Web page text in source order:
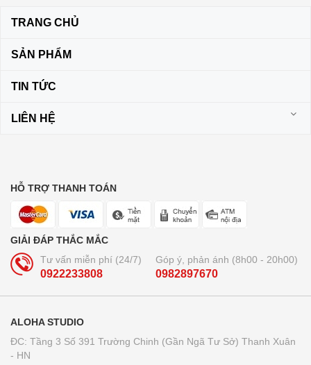
TRANG CHỦ
SẢN PHẨM
TIN TỨC
LIÊN HỆ
HỖ TRỢ THANH TOÁN
GIẢI ĐÁP THẮC MẮC
Tư vấn miễn phí (24/7)
0922233808
Góp ý, phản ánh (8h00 - 20h00)
0982897670
ALOHA STUDIO
ĐC: Tầng 3 Số 391 Trường Chinh (Gần Ngã Tư Sở) Thanh Xuân
- HN